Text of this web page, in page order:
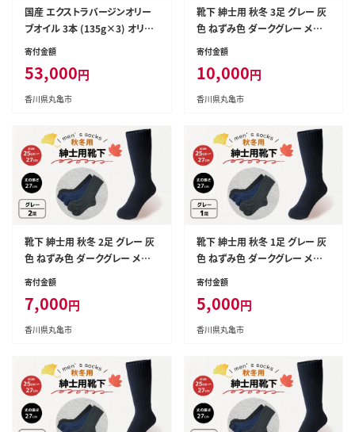
国産 エクストラバージンオリー
ブオイル 3本 (135g×3) オリー
ブオイル オリーブ オリーブ油 料
グ サラダ ピザ パスタ スパゲッテ
ィ カルパッチョ 刺身 ギフト お取
寄付金額
53,000円
香川県丸亀市
靴下 紳士用 秋冬 3足 グレー 灰
色 ねずみ色 ダークグレー メン
ズ セット ソックス 厚手 あったか
アウトドア 運動 ファッション ル
ームソックス おしゃれ 香川県 丸
寄付金額
10,000円
香川県丸亀市
靴下 紳士用 秋冬 2足 グレー 灰
色 ねずみ色 ダークグレー メン
ズ セット ソックス 厚手 あったか
い ビジネス オフィス スポーツ
アウトドア 運動 ファッション ル
ームソックス おしゃれ 香川県 丸
寄付金額
7,000円
香川県丸亀市
靴下 紳士用 秋冬 1足 グレー 灰
色 ねずみ色 ダークグレー メン
ズ セット ソックス 厚手 あったか
い ビジネス オフィス スポーツ
アウトドア 運動 ファッション ル
ームソックス おしゃれ 香川県 丸
寄付金額
5,000円
香川県丸亀市